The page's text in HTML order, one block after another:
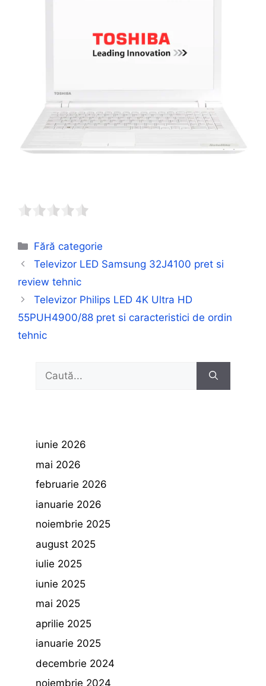
Categorii
Fără categorie
Televizor LED Samsung 32J4100 pret si
review tehnic
Televizor Philips LED 4K Ultra HD
55PUH4900/88 pret si caracteristici de ordin
tehnic
Caută
iunie 2026
mai 2026
februarie 2026
ianuarie 2026
noiembrie 2025
august 2025
iulie 2025
iunie 2025
mai 2025
aprilie 2025
ianuarie 2025
decembrie 2024
noiembrie 2024